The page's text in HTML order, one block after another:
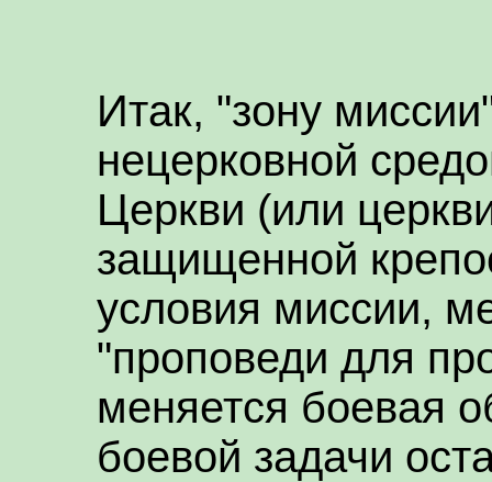
Итак, "зону
нецерковной
Церкви (или
защищенной
условия миссии,
"проповеди для
меняется боевая
боевой задачи